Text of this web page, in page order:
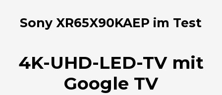
Sony XR65X90KAEP im Test
4K-UHD-LED-TV mit
Google TV